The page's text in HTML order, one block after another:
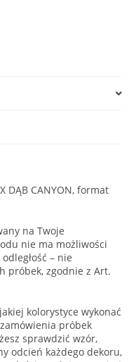
DĄB CANYON, format
na Twoje
nie ma możliwości
– nie
próbek, zgodnie z Art.
kolorystyce wykonać
próbek
sprawdzić wzór,
odcień każdego dekoru,